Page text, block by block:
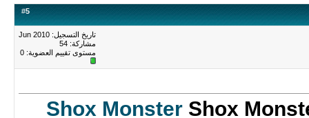
#5
تاريخ التسجيل: Jun 2010
مشاركة: 54
مستوى تقييم العضوية: 0
Shox Monster Shox